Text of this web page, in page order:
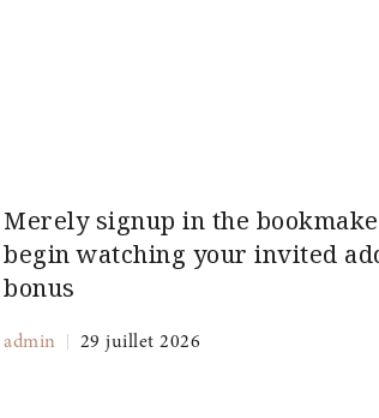
Merely signup in the
begin watching your invited
bonus
admin 29 juillet 2026